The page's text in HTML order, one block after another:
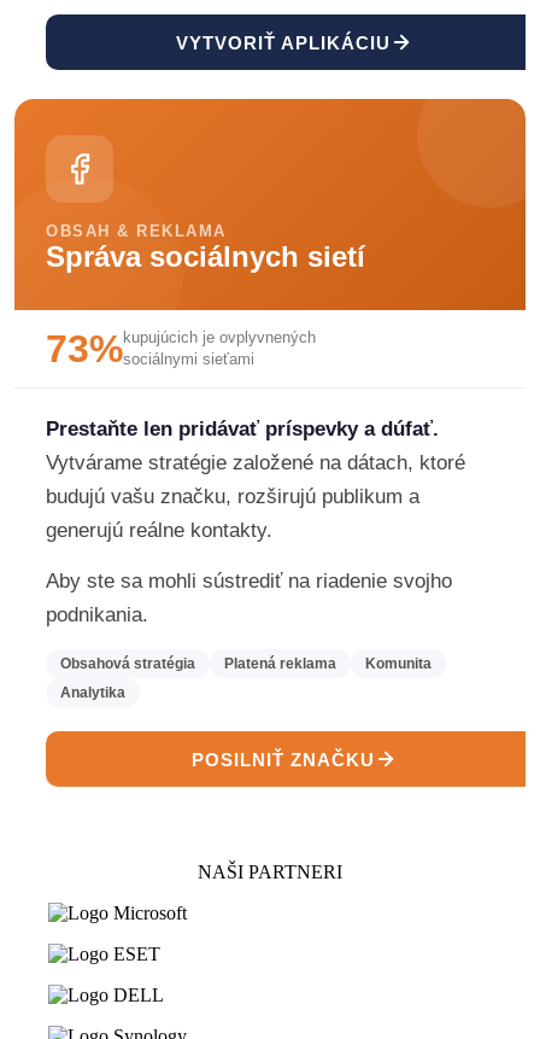
VYTVORIŤ APLIKÁCIU
OBSAH & REKLAMA
Správa sociálnych sietí
73%kupujúcich je ovplyvnených
sociálnymi sieťami
Prestaňte len pridávať príspevky a dúfať.
Vytvárame stratégie založené na dátach, ktoré
budujú vašu značku, rozširujú publikum a
generujú reálne kontakty.
Aby ste sa mohli sústrediť na riadenie svojho
podnikania.
Obsahová stratégia Platená reklama
Komunita
Analytika
POSILNIŤ ZNAČKU
NAŠI PARTNERI